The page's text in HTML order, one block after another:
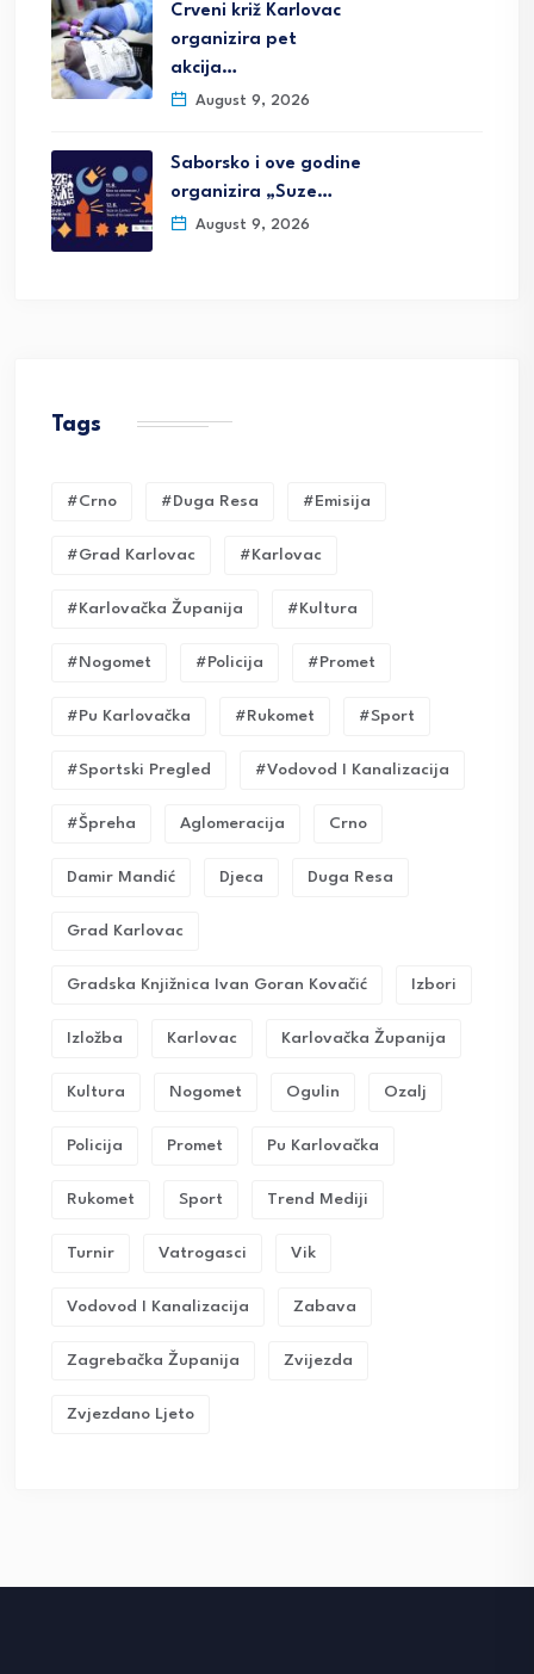
Crveni križ Karlovac
organizira pet
akcija…
August 9, 2026
Saborsko i ove godine
organizira „Suze…
August 9, 2026
Tags
#crno #duga Resa #emisija
#grad Karlovac #karlovac
#karlovačka Županija #kultura
#nogomet #policija #promet
#pu Karlovačka #rukomet #sport
#sportski Pregled #vodovod I Kanalizacija
#Špreha Aglomeracija Crno
Damir Mandić Djeca Duga Resa
Grad Karlovac
Gradska Knjižnica Ivan Goran Kovačić Izbori
Izložba Karlovac Karlovačka Županija
Kultura Nogomet Ogulin Ozalj
Policija Promet Pu Karlovačka
Rukomet Sport Trend Mediji
Turnir Vatrogasci Vik
Vodovod I Kanalizacija Zabava
Zagrebačka Županija Zvijezda
Zvjezdano Ljeto